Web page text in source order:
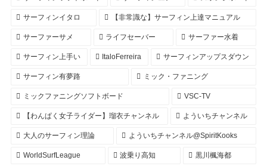
サーフィンイタロ 【非常識な】サーフィン上達マニュアル
サーファーサメ ライフセーバー サーファー水着
サーフィン上手い ItaloFerreira サーフィンアップスダウン
サーフィン有夢路 ミック・ファニング
ミックファニングソフトボード VSC-TV
【わんぱく女子ライダー】瑠衣チャンネル よういちチャンネル
大人のサーフィン理論 よういちチャンネル@SpiritKooks
WorldSurfLeague 波乗り高知 黒川楓海都